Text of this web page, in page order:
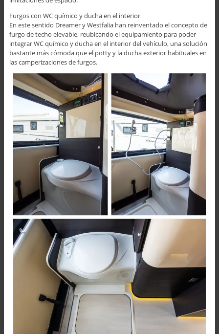
Furgos con WC químico y ducha en el interior
En este sentido Dreamer y Westfalia han reinventado el concepto de
furgo de techo elevable, reubicando el equipamiento para poder
integrar WC químico y ducha en el interior del vehículo, una solución
bastante más cómoda que el potty y la ducha exterior habituales en
las camperizaciones de furgos.